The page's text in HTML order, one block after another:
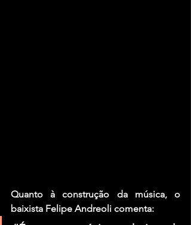
Quanto à construção da música, o
baixista Felipe Andreoli comenta: